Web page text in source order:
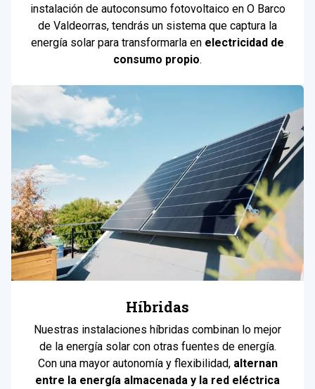
instalación de autoconsumo fotovoltaico en O Barco
de Valdeorras, tendrás un sistema que captura la
energía solar para transformarla en electricidad de
consumo propio.
Híbridas
Nuestras instalaciones híbridas combinan lo mejor
de la energía solar con otras fuentes de energía.
Con una mayor autonomía y flexibilidad, alternan
entre la energía almacenada y la red eléctrica